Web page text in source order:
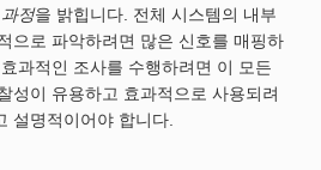
과정을 밝힙니다. 전체 시스템의 내부
으로 파악하려면 많은 신호를 매핑하
과적인 조사를 수행하려면 이 모든
성이 유용하고 효과적으로 사용되려
설명적이어야 합니다.